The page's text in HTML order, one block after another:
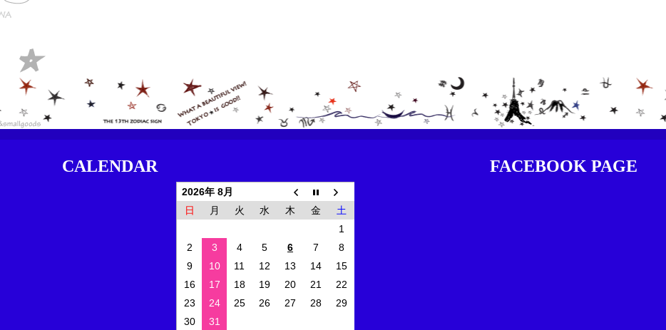
CALENDAR
2026年 8月
日
月 火 水 木 金
土
1
2
3 4 5 6 7
8
9
10 11 12 13 14
15
16
17 18 19 20 21
22
23
24 25 26 27 28
29
30
31
FACEBOOK PAGE